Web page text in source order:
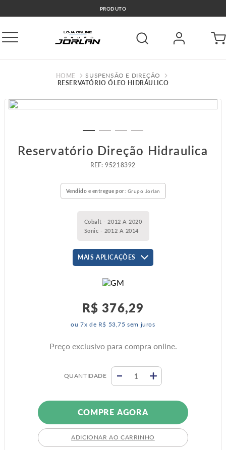
🚛COMPRE E RETIRE GRÁTIS GO
SUSPENSÃO E DIREÇÃO
RESERVATÓRIO ÓLEO HIDRÁULICO
Reservatório Direção Hidraulica
:95218392
Vendido e entregue por: Grupo Jorlan
Cobalt - 2012 A 2020
Sonic - 2012 A 2014
MAIS APLICAÇÕES
R$ 376,29
ou7x de R$ 53 ,75 sem juros
Preço exclusivo para compra online.
QUANTIDADE
COMPRE AGORA
ADICIONAR AO CARRINHO